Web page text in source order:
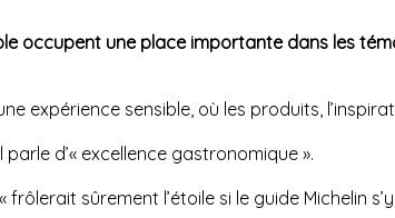
occupent une place importante dans les
expérience sensible, où les produits,
parle d’« excellence gastronomique ».
sûrement l’étoile si le guide Michelin